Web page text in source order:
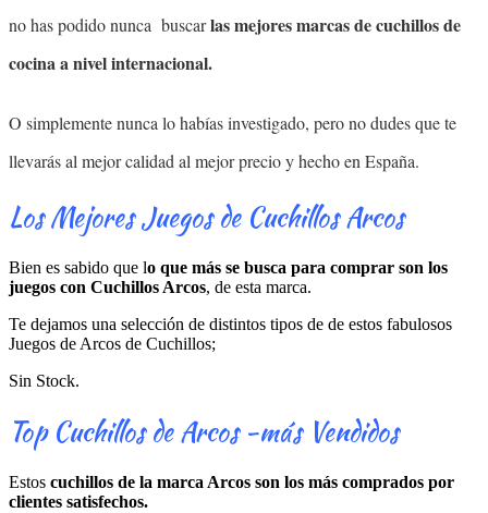
no has podido nunca buscarlas mejores marcas de cuchillos de
cocina a nivel internacional.
O simplemente nunca lo habías investigado, pero no dudes que te
llevarás al mejor calidad al mejor precio y hecho en España.
Los Mejores Juegos de Cuchillos Arcos
Bien es sabido que lo que más se busca para comprar son los
juegos con Cuchillos Arcos, de esta marca.
Te dejamos una selección de distintos tipos de de estos fabulosos
Juegos de Arcos de Cuchillos;
Sin Stock.
Top Cuchillos de Arcos -más Vendidos
Estos cuchillos de la marca Arcos son los más comprados por
clientes satisfechos.